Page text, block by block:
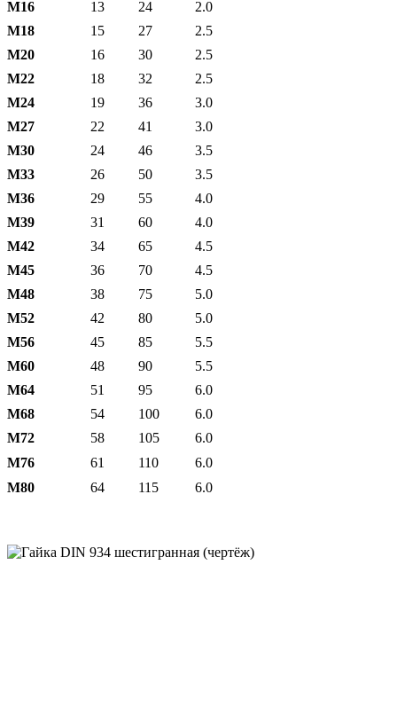
М16
13 24
2.0
М18
15 27
2.5
М20
16 30
2.5
М22
18 32
2.5
М24
19 36
3.0
М27
22 41
3.0
М30
24 46
3.5
М33
26 50
3.5
М36
29 55
4.0
М39
31 60
4.0
М42
34 65
4.5
М45
36 70
4.5
М48
38 75
5.0
М52
42 80
5.0
М56
45 85
5.5
М60
48 90
5.5
М64
51 95
6.0
М68
54 100
6.0
М72
58 105
6.0
М76
61 110
6.0
М80
64 115 6.0